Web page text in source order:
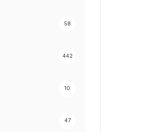
58
442
10
47